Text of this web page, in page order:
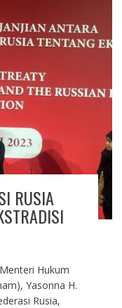
RUSIA
Hukum
Yasonna H.
Rusia,